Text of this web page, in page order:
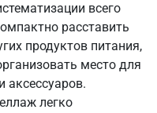
всего
расставить
продуктов питания,
место для
аксессуаров.
легко